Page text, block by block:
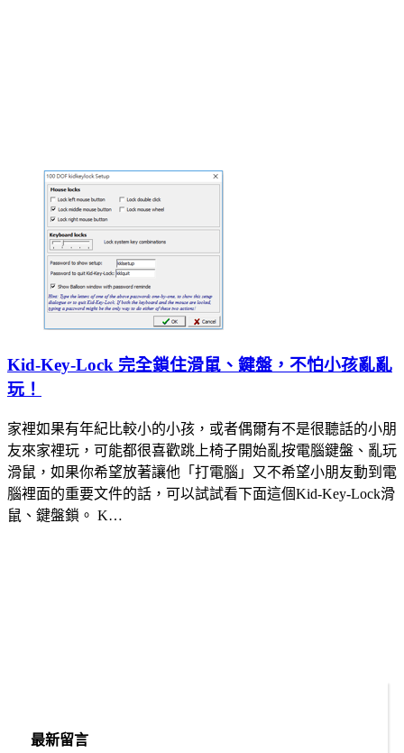
Kid-Key-Lock 完全鎖住滑鼠、鍵盤，不怕小孩亂亂
玩！
家裡如果有年紀比較小的小孩，或者偶爾有不是很聽話的小朋
友來家裡玩，可能都很喜歡跳上椅子開始亂按電腦鍵盤、亂玩
滑鼠，如果你希望放著讓他「打電腦」又不希望小朋友動到電
腦裡面的重要文件的話，可以試試看下面這個Kid-Key-Lock滑
鼠、鍵盤鎖。 K…
最新留言